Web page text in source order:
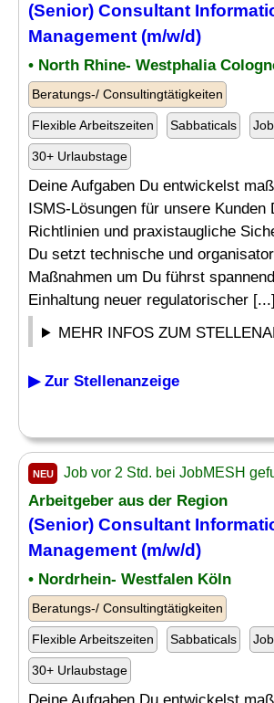
(Senior) Consultant
Management (m/w/d)
• North Rhine- Westphalia
Beratungs-/ Consultingtätigkeiten
Flexible Arbeitszeiten Sabbaticals
30+ Urlaubstage
Deine Aufgaben Du entwickelst
ISMS-Lösungen für unsere Kunden
Richtlinien und praxistaugliche
Du setzt technische und
Maßnahmen um Du führst
Einhaltung neuer regulatorischer [...]
MEHR INFOS ZUM
▶ Zur Stellenanzeige
NEU Job vor 2 Std. bei JobMESH
Arbeitgeber aus der Region
(Senior) Consultant
Management (m/w/d)
• Nordrhein- Westfalen Köln
Beratungs-/ Consultingtätigkeiten
Flexible Arbeitszeiten Sabbaticals
30+ Urlaubstage